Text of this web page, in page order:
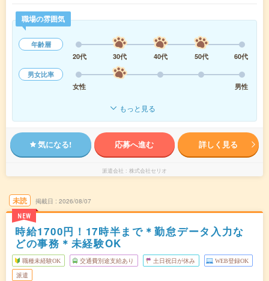
職場の雰囲気
年齢層
20代
30代 40代 50代
60代
男女比率
女性
男性
もっと見る
気になる! 応募へ進む 詳しく見る
派遣会社 株式会社セリオ
未読
NEW
掲載日 2026/08/07
時給1700円！17時半まで＊勤怠データ入力な
どの事務＊未経験OK
職種未経験OK 交通費別途支給あり 土日祝日が休み WEB登録OK
派遣